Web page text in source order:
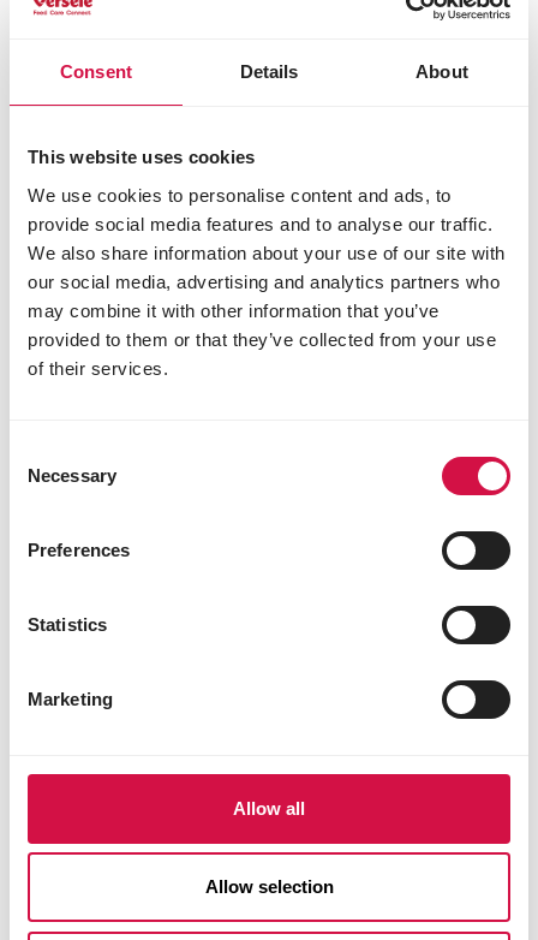
Consent Details About
This website uses cookies
We use cookies to personalise content and ads, to
provide social media features and to analyse our traffic.
We also share information about your use of our site with
our social media, advertising and analytics partners who
may combine it with other information that you’ve
provided to them or that they’ve collected from your use
of their services.
Selection
Necessary
Preferences
Statistics
Marketing
Allow all
Allow selection
Samenstelling
gebroken maïs
tarwe
millet
zonnepitten
milo
kanariezaad
boekweit
Analytische bestanddelen
vetgehalte 8%
Andere bezoekers bekeken ook: